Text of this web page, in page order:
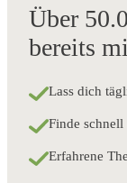
Über
bereits
Lass dich
Finde
Erfahrene